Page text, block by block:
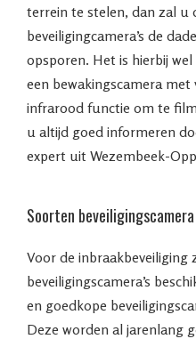
terrein te stelen, dan zal u
beveiligingcamera’s de
opsporen. Het is hierbij
een bewakingscamera met
infrarood functie om te
u altijd goed informeren
expert uit Wezembeek-
Soorten beveiligingscamera
Voor de inbraakbeveiliging
beveiligingscamera’s
en goedkope
Deze worden al jarenlang